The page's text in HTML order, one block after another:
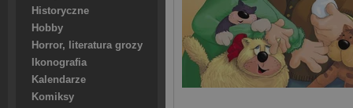
Historyczne
Hobby
Horror, literatura grozy
Ikonografia
Kalendarze
Komiksy